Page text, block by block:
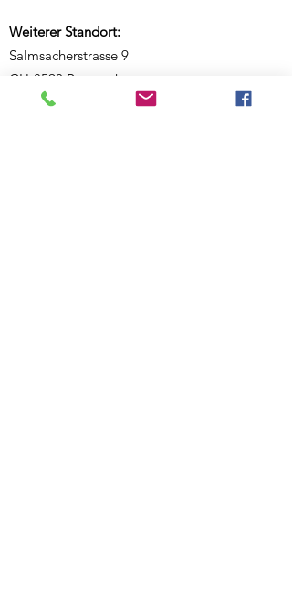
Weiterer Standort:
Salmsacherstrasse 9
CH-8590 Romanshorn
Schweiz